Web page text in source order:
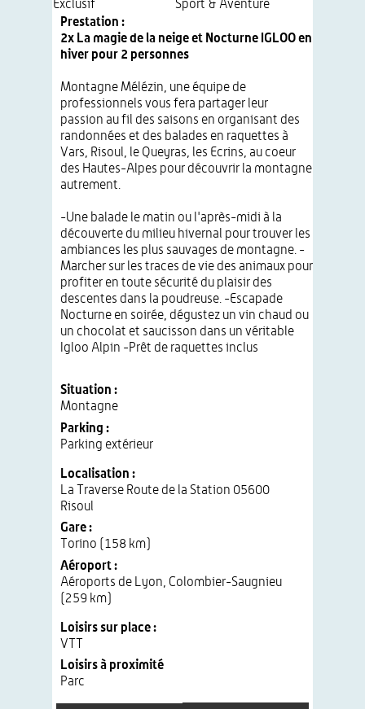
Exclusif
Sport & Aventure
Situation :
Montagne
Parking :
Parking extérieur
Localisation :
La Traverse Route de la Station 05600
Risoul
Gare :
Torino (158 km)
Aéroport :
Aéroports de Lyon, Colombier-Saugnieu
(259 km)
Loisirs sur place :
VTT
Loisirs à proximité
Parc
Prestation :
2x La magie de la neige et Nocturne IGLOO en
hiver pour 2 personnes
Montagne Mélézin, une équipe de
professionnels vous fera partager leur
passion au fil des saisons en organisant des
randonnées et des balades en raquettes à
Vars, Risoul, le Queyras, les Ecrins, au coeur
des Hautes-Alpes pour découvrir la montagne
autrement.
-Une balade le matin ou l'après-midi à la
découverte du milieu hivernal pour trouver les
ambiances les plus sauvages de montagne. -
Marcher sur les traces de vie des animaux pour
profiter en toute sécurité du plaisir des
descentes dans la poudreuse. -Escapade
Nocturne en soirée, dégustez un vin chaud ou
un chocolat et saucisson dans un véritable
Igloo Alpin -Prêt de raquettes inclus